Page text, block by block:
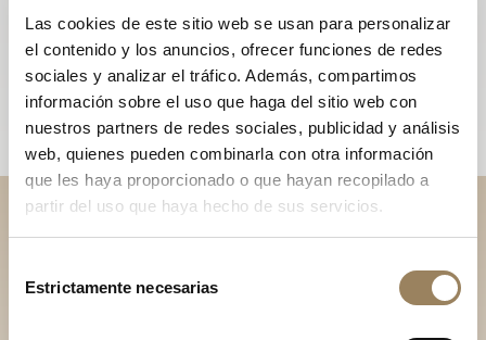
Las cookies de este sitio web se usan para personalizar
el contenido y los anuncios, ofrecer funciones de redes
sociales y analizar el tráfico. Además, compartimos
información sobre el uso que haga del sitio web con
nuestros partners de redes sociales, publicidad y análisis
web, quienes pueden combinarla con otra información
que les haya proporcionado o que hayan recopilado a
partir del uso que haya hecho de sus servicios.
Estrictamente necesarias
Descubra nuestras
colecciones en boutique